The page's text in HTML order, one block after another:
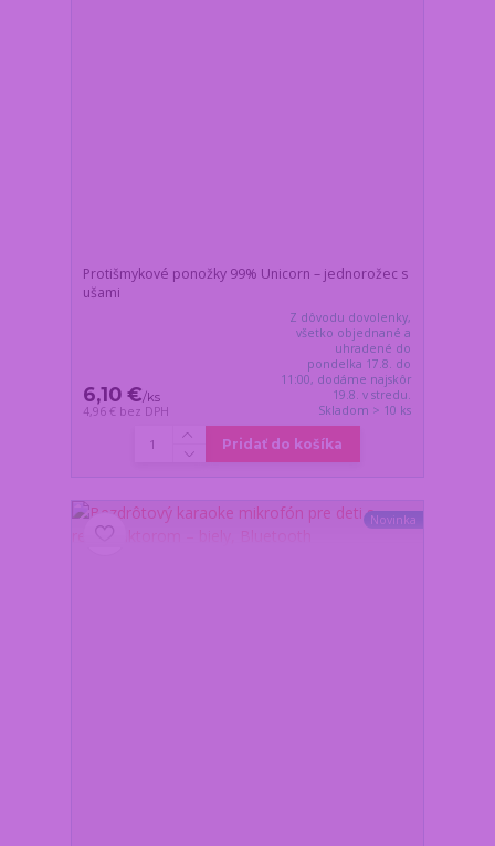
Protišmykové ponožky 99% Unicorn – jednorožec s
ušami
6,10 €/ks
4,96 € bez DPH
Z dôvodu dovolenky,
všetko objednané a
uhradené do
pondelka 17.8. do
11:00, dodáme najskôr
19.8. v stredu.
Skladom > 10 ks
Pridať do košíka
Novinka